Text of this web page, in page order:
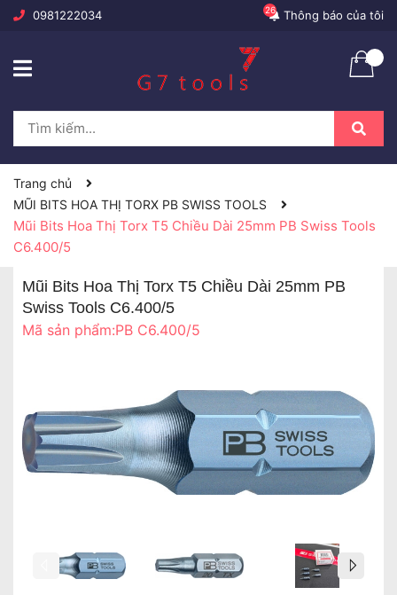
0981222034 Thông báo của tôi
26
Trang chủ
MŨI BITS HOA THỊ TORX PB SWISS TOOLS
Mũi Bits Hoa Thị Torx T5 Chiều Dài 25mm PB Swiss Tools
C6.400/5
Mũi Bits Hoa Thị Torx T5 Chiều Dài 25mm PB
Swiss Tools C6.400/5
Mã sản phẩm:PB C6.400/5